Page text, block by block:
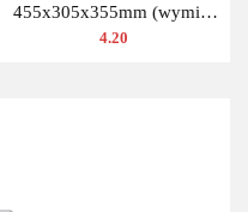
455x305x355mm (wymiar
zewn.) Fala B 480g/m2
4.20